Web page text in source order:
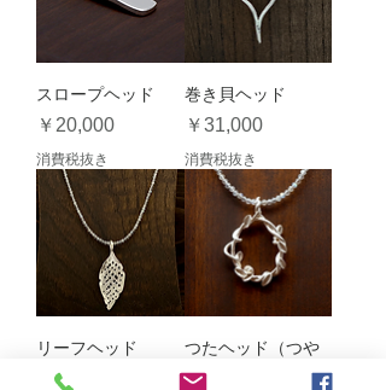
スロープヘッド
価格
￥20,000
消費税抜き
巻き貝ヘッド
価格
￥31,000
消費税抜き
リーフヘッド
価格
￥19,000
つたヘッド（つや
消し）